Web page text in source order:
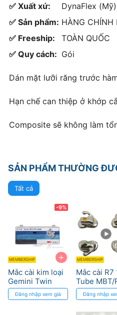
✅ Xuất xứ:
DynaFlex (Mỹ)
✅ Sản phẩm: HÀNG CHÍNH
✅ Freeship:
TOÀN QUỐC
✅ Quy cách: Gói
Dán mặt lưỡi răng trước
Hạn chế can thiệp ở khớp
Composite sẽ không làm
SẢN PHẨM THƯỜNG
Tất cả
+
-9%
MEMBERSHIP
Mắc cài kim loại
Gemini Twin
MBT 3M
Đăng nhập xem giá
MEMBERSHIP
Mắc cài R7
Tube MBT/
022 DTC
Medical
Đăng nhập